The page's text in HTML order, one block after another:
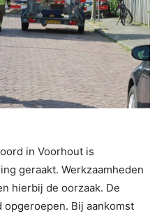
in Voorhout is
geraakt. Werkzaamheden
hierbij de oorzaak. De
Bij aankomst